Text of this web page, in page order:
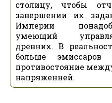
столицу, чтобы
завершении их
Империи
умеющий
древних. В
больше
противостояние
напряженней.